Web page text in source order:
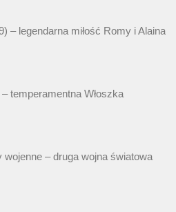
– legendarna miłość Romy i Alaina
temperamentna Włoszka
wojenne – druga wojna światowa